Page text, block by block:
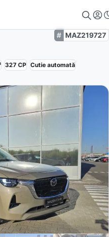
MAZ219727
327 CP Cutie automată